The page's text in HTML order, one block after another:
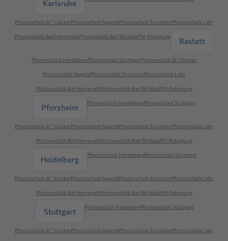
Karlsruhe
Photovoltaik M˜hlackerPhotovoltaik NagoldPhotovoltaik SinsheimPhotovoltaik Lahr
Photovoltaik Bad HerrenalbPhotovoltaik Bad WildbadPV-Reinigung Rastatt
Photovoltaik HeidelbergPhotovoltaik StuttgartPhotovoltaik M˜hlacker
Photovoltaik NagoldPhotovoltaik SinsheimPhotovoltaik Lahr
Photovoltaik Bad HerrenalbPhotovoltaik Bad WildbadPV-Reinigung
Pforzheim Photovoltaik HeidelbergPhotovoltaik Stuttgart
Photovoltaik M˜hlackerPhotovoltaik NagoldPhotovoltaik SinsheimPhotovoltaik Lahr
Photovoltaik Bad HerrenalbPhotovoltaik Bad WildbadPV-Reinigung
Heidelberg Photovoltaik HeidelbergPhotovoltaik Stuttgart
Photovoltaik M˜hlackerPhotovoltaik NagoldPhotovoltaik SinsheimPhotovoltaik Lahr
Photovoltaik Bad HerrenalbPhotovoltaik Bad WildbadPV-Reinigung
Stuttgart Photovoltaik HeidelbergPhotovoltaik Stuttgart
Photovoltaik M˜hlackerPhotovoltaik NagoldPhotovoltaik SinsheimPhotovoltaik Lahr